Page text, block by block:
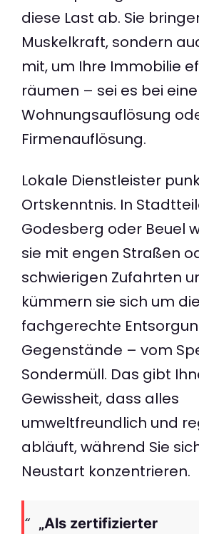
diese Last ab. Sie
Muskelkraft, sondern
mit, um Ihre Immobilie
räumen – sei es bei
Wohnungsauflösung
Firmenauflösung.
Lokale Dienstleister
Ortskenntnis. In
Godesberg oder Beuel
sie mit engen Straßen
schwierigen Zufahrten
kümmern sie sich um die
fachgerechte
Gegenstände – vom
Sondermüll. Das gibt
Gewissheit, dass alles
umweltfreundlich und
abläuft, während Sie
Neustart konzentrieren.
„Als zertifizierter